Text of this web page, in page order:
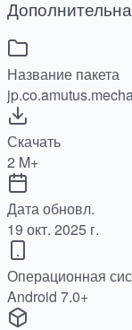
Название пакета
Скачать
2 M+
Дата обновл.
19 окт. 2025 г.
Операционная
Android 7.0+